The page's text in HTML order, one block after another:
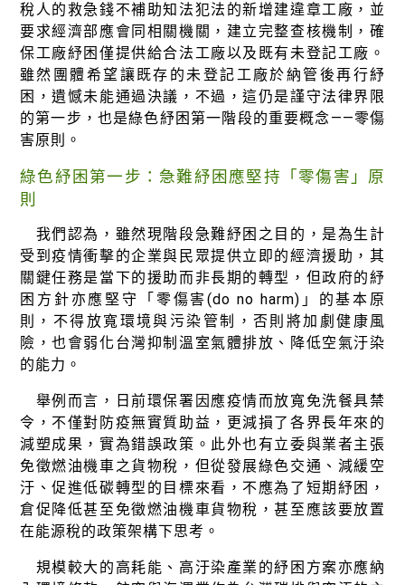
捐款支持
徵才資訊
活動行事曆
活動紀錄
加入志工
稅人的救急錢不補助知法犯法的新增建違章工廠，並
要求經濟部應會同相關機關，建立完整查核機制，確
保工廠紓困僅提供給合法工廠以及既有未登記工廠。
雖然團體希望讓既存的未登記工廠於納管後再行紓
困，遺憾未能通過決議，不過，這仍是謹守法律界限
的第一步，也是綠色紓困第一階段的重要概念——零傷
害原則。
綠色紓困第一步：急難紓困應堅持「零傷害」原
則
我們認為，雖然現階段急難紓困之目的，是為生計
受到疫情衝擊的企業與民眾提供立即的經濟援助，其
關鍵任務是當下的援助而非長期的轉型，但政府的紓
困方針亦應堅守「零傷害(do no harm)」的基本原
則，不得放寬環境與污染管制，否則將加劇健康風
險，也會弱化台灣抑制溫室氣體排放、降低空氣汙染
的能力。
舉例而言，日前環保署因應疫情而放寬免洗餐具禁
令，不僅對防疫無實質助益，更減損了各界長年來的
減塑成果，實為錯誤政策。此外也有立委與業者主張
免徵燃油機車之貨物稅，但從發展綠色交通、減緩空
汙、促進低碳轉型的目標來看，不應為了短期紓困，
倉促降低甚至免徵燃油機車貨物稅，甚至應該要放置
在能源稅的政策架構下思考。
規模較大的高耗能、高汙染產業的紓困方案亦應納